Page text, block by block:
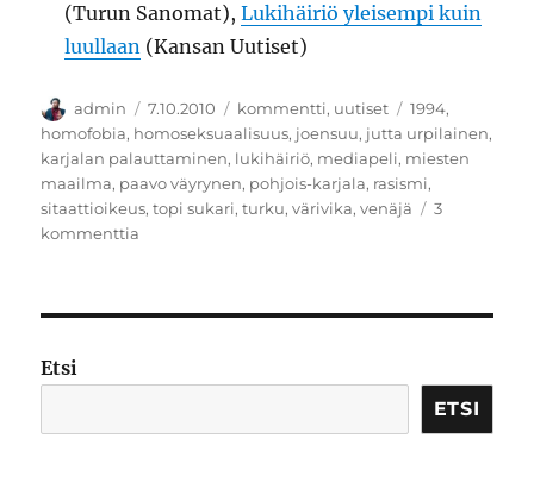
(Turun Sanomat),Lukihäiriö yleisempi kuin
luullaan (Kansan Uutiset)
Kirjoittaja
admin Julkaistu
7.10.2010 Kategoriat
kommentti, uutiset Avainsanat
1994,
homofobia, homoseksuaalisuus, joensuu, jutta urpilainen,
karjalan palauttaminen, lukihäiriö, mediapeli, miesten
maailma, paavo väyrynen, pohjois-karjala, rasismi,
sitaattioikeus,topi sukari,turku,värivika,venäjä
3
kommenttia
Etsi
ETSI